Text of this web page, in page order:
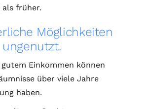
früher.
Möglichkeiten
gutem Einkommen können
über viele Jahre
haben.